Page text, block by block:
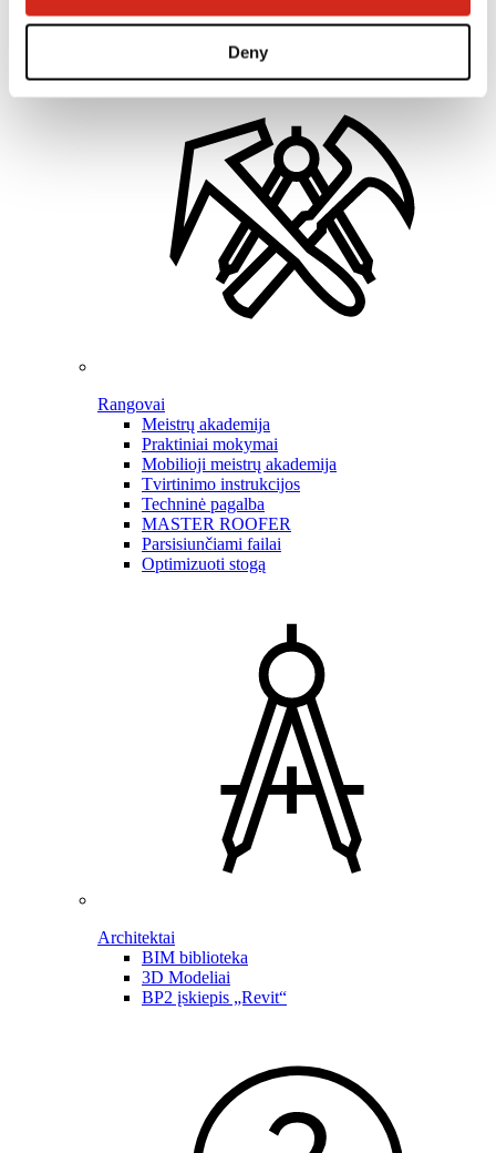
Deny
Optimizuoti stogą
Rangovai
Meistrų akademija
Praktiniai mokymai
Mobilioji meistrų akademija
Tvirtinimo instrukcijos
Techninė pagalba
MASTER ROOFER
Parsisiunčiami failai
Optimizuoti stogą
Architektai
BIM biblioteka
3D Modeliai
BP2 įskiepis „Revit“